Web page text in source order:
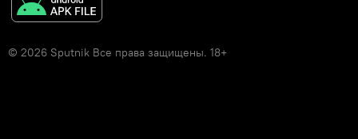
© 2026 Sputnik Все права защищены. 18+